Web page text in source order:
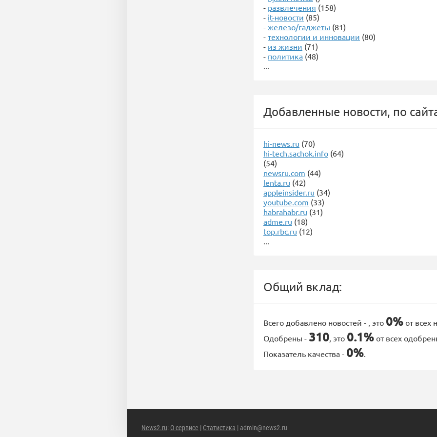
- развлечения (158)
- it-новости (85)
- железо/гаджеты (81)
- технологии и инновации (80)
- из жизни (71)
- политика (48)
...
Добавленные новости, по
hi-news.ru (70)
hi-tech.sachok.info (64)
(54)
newsru.com (44)
lenta.ru (42)
appleinsider.ru (34)
youtube.com (33)
habrahabr.ru (31)
adme.ru (18)
top.rbc.ru (12)
...
Общий вклад:
Всего добавлено новостей - , это 0% от всех
Одобрены - 310, это 0.1% от всех
Показатель качества - 0%.
News2.ru: О сервисе | Статистика | admin@news2.ru